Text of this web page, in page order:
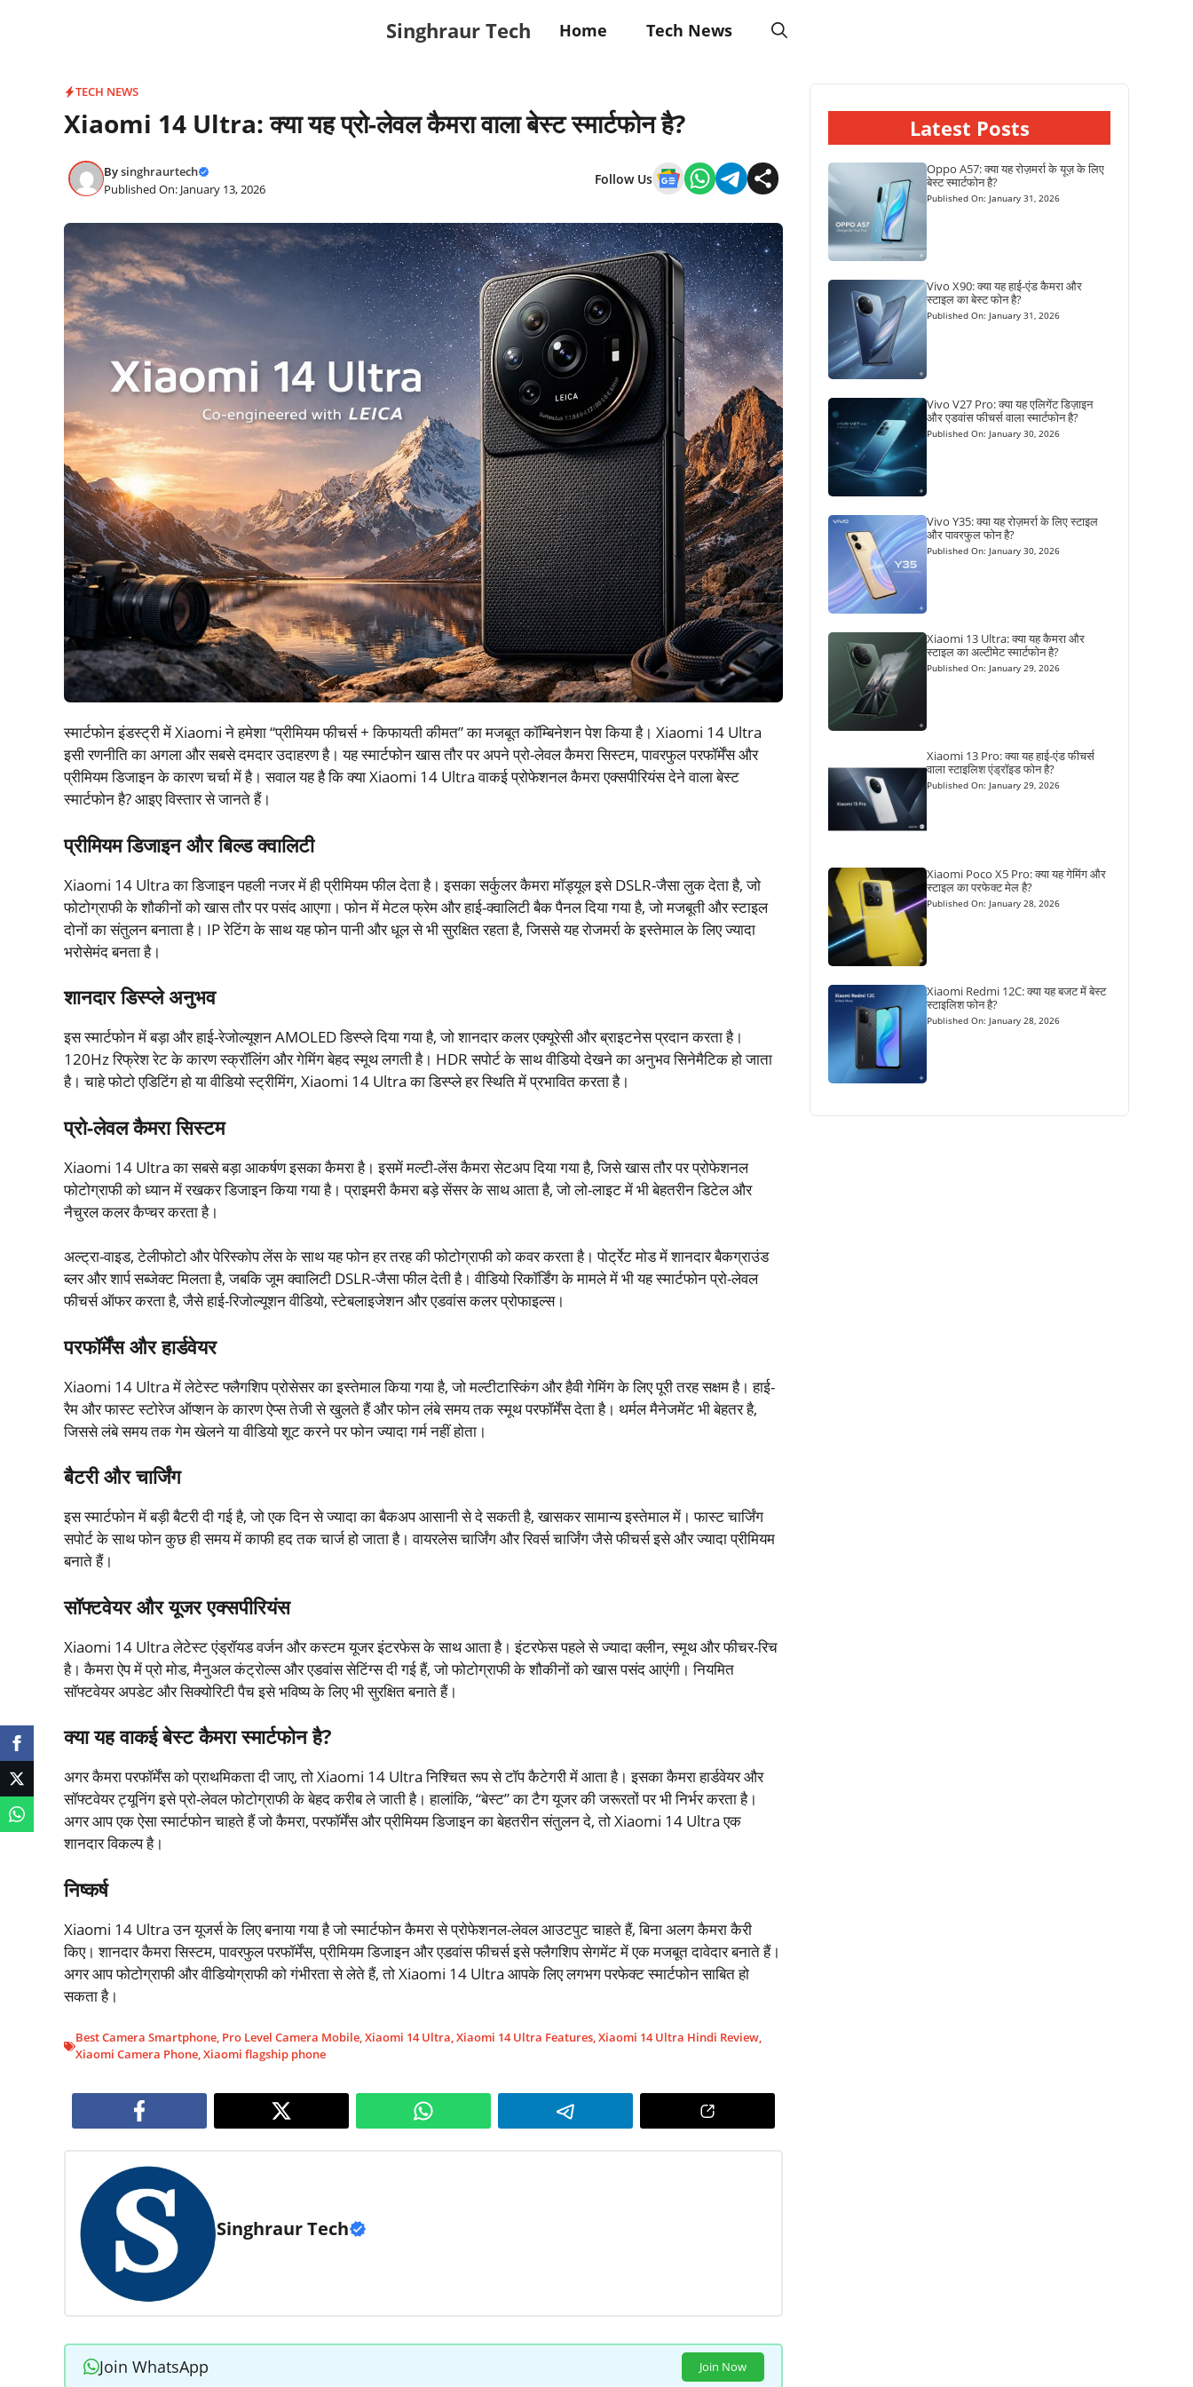
Singhraur Tech Home Tech News
TECH NEWS
Xiaomi 14 Ultra: क्या यह प्रो-लेवल कैमरा वाला बेस्ट स्मार्टफोन है?
Bysinghraurtech
Published On: January 13, 2026
Follow Us
स्मार्टफोन इंडस्ट्री में Xiaomi ने हमेशा “प्रीमियम फीचर्स + किफायती कीमत” का मजबूत कॉम्बिनेशन पेश किया है। Xiaomi 14 Ultra
इसी रणनीति का अगला और सबसे दमदार उदाहरण है। यह स्मार्टफोन खास तौर पर अपने प्रो-लेवल कैमरा सिस्टम, पावरफुल परफॉर्मेंस और
प्रीमियम डिजाइन के कारण चर्चा में है। सवाल यह है कि क्या Xiaomi 14 Ultra वाकई प्रोफेशनल कैमरा एक्सपीरियंस देने वाला बेस्ट
स्मार्टफोन है? आइए विस्तार से जानते हैं।
प्रीमियम डिजाइन और बिल्ड क्वालिटी
Xiaomi 14 Ultra का डिजाइन पहली नजर में ही प्रीमियम फील देता है। इसका सर्कुलर कैमरा मॉड्यूल इसे DSLR-जैसा लुक देता है, जो
फोटोग्राफी के शौकीनों को खास तौर पर पसंद आएगा। फोन में मेटल फ्रेम और हाई-क्वालिटी बैक पैनल दिया गया है, जो मजबूती और स्टाइल
दोनों का संतुलन बनाता है। IP रेटिंग के साथ यह फोन पानी और धूल से भी सुरक्षित रहता है, जिससे यह रोजमर्रा के इस्तेमाल के लिए ज्यादा
भरोसेमंद बनता है।
शानदार डिस्प्ले अनुभव
इस स्मार्टफोन में बड़ा और हाई-रेजोल्यूशन AMOLED डिस्प्ले दिया गया है, जो शानदार कलर एक्यूरेसी और ब्राइटनेस प्रदान करता है।
120Hz रिफ्रेश रेट के कारण स्क्रॉलिंग और गेमिंग बेहद स्मूथ लगती है। HDR सपोर्ट के साथ वीडियो देखने का अनुभव सिनेमैटिक हो जाता
है। चाहे फोटो एडिटिंग हो या वीडियो स्ट्रीमिंग, Xiaomi 14 Ultra का डिस्प्ले हर स्थिति में प्रभावित करता है।
प्रो-लेवल कैमरा सिस्टम
Xiaomi 14 Ultra का सबसे बड़ा आकर्षण इसका कैमरा है। इसमें मल्टी-लेंस कैमरा सेटअप दिया गया है, जिसे खास तौर पर प्रोफेशनल
फोटोग्राफी को ध्यान में रखकर डिजाइन किया गया है। प्राइमरी कैमरा बड़े सेंसर के साथ आता है, जो लो-लाइट में भी बेहतरीन डिटेल और
नैचुरल कलर कैप्चर करता है।
अल्ट्रा-वाइड, टेलीफोटो और पेरिस्कोप लेंस के साथ यह फोन हर तरह की फोटोग्राफी को कवर करता है। पोर्ट्रेट मोड में शानदार बैकग्राउंड
ब्लर और शार्प सब्जेक्ट मिलता है, जबकि जूम क्वालिटी DSLR-जैसा फील देती है। वीडियो रिकॉर्डिंग के मामले में भी यह स्मार्टफोन प्रो-लेवल
फीचर्स ऑफर करता है, जैसे हाई-रिजोल्यूशन वीडियो, स्टेबलाइजेशन और एडवांस कलर प्रोफाइल्स।
परफॉर्मेंस और हार्डवेयर
Xiaomi 14 Ultra में लेटेस्ट फ्लैगशिप प्रोसेसर का इस्तेमाल किया गया है, जो मल्टीटास्किंग और हैवी गेमिंग के लिए पूरी तरह सक्षम है। हाई-
रैम और फास्ट स्टोरेज ऑप्शन के कारण ऐप्स तेजी से खुलते हैं और फोन लंबे समय तक स्मूथ परफॉर्मेंस देता है। थर्मल मैनेजमेंट भी बेहतर है,
जिससे लंबे समय तक गेम खेलने या वीडियो शूट करने पर फोन ज्यादा गर्म नहीं होता।
बैटरी और चार्जिंग
इस स्मार्टफोन में बड़ी बैटरी दी गई है, जो एक दिन से ज्यादा का बैकअप आसानी से दे सकती है, खासकर सामान्य इस्तेमाल में। फास्ट चार्जिंग
सपोर्ट के साथ फोन कुछ ही समय में काफी हद तक चार्ज हो जाता है। वायरलेस चार्जिंग और रिवर्स चार्जिंग जैसे फीचर्स इसे और ज्यादा प्रीमियम
बनाते हैं।
सॉफ्टवेयर और यूजर एक्सपीरियंस
Xiaomi 14 Ultra लेटेस्ट एंड्रॉयड वर्जन और कस्टम यूजर इंटरफेस के साथ आता है। इंटरफेस पहले से ज्यादा क्लीन, स्मूथ और फीचर-रिच
है। कैमरा ऐप में प्रो मोड, मैनुअल कंट्रोल्स और एडवांस सेटिंग्स दी गई हैं, जो फोटोग्राफी के शौकीनों को खास पसंद आएंगी। नियमित
सॉफ्टवेयर अपडेट और सिक्योरिटी पैच इसे भविष्य के लिए भी सुरक्षित बनाते हैं।
क्या यह वाकई बेस्ट कैमरा स्मार्टफोन है?
अगर कैमरा परफॉर्मेंस को प्राथमिकता दी जाए, तो Xiaomi 14 Ultra निश्चित रूप से टॉप कैटेगरी में आता है। इसका कैमरा हार्डवेयर और
सॉफ्टवेयर ट्यूनिंग इसे प्रो-लेवल फोटोग्राफी के बेहद करीब ले जाती है। हालांकि, “बेस्ट” का टैग यूजर की जरूरतों पर भी निर्भर करता है।
अगर आप एक ऐसा स्मार्टफोन चाहते हैं जो कैमरा, परफॉर्मेंस और प्रीमियम डिजाइन का बेहतरीन संतुलन दे, तो Xiaomi 14 Ultra एक
शानदार विकल्प है।
निष्कर्ष
Xiaomi 14 Ultra उन यूजर्स के लिए बनाया गया है जो स्मार्टफोन कैमरा से प्रोफेशनल-लेवल आउटपुट चाहते हैं, बिना अलग कैमरा कैरी
किए। शानदार कैमरा सिस्टम, पावरफुल परफॉर्मेंस, प्रीमियम डिजाइन और एडवांस फीचर्स इसे फ्लैगशिप सेगमेंट में एक मजबूत दावेदार बनाते हैं।
अगर आप फोटोग्राफी और वीडियोग्राफी को गंभीरता से लेते हैं, तो Xiaomi 14 Ultra आपके लिए लगभग परफेक्ट स्मार्टफोन साबित हो
सकता है।
Best Camera Smartphone, Pro Level Camera Mobile,Xiaomi 14 Ultra,Xiaomi 14 Ultra Features,Xiaomi 14 Ultra Hindi Review,
Xiaomi Camera Phone,Xiaomi flagship phone
Singhraur Tech
Join WhatsApp Join Now
Latest Posts
Oppo A57: क्या यह रोज़मर्रा के यूज़ के लिए
बेस्ट स्मार्टफोन है?
Published On: January 31, 2026
Vivo X90: क्या यह हाई-एंड कैमरा और
स्टाइल का बेस्ट फोन है?
Published On: January 31, 2026
Vivo V27 Pro: क्या यह एलिगेंट डिज़ाइन
और एडवांस फीचर्स वाला स्मार्टफोन है?
Published On: January 30, 2026
Vivo Y35: क्या यह रोज़मर्रा के लिए स्टाइल
और पावरफुल फोन है?
Published On: January 30, 2026
Xiaomi 13 Ultra: क्या यह कैमरा और
स्टाइल का अल्टीमेट स्मार्टफोन है?
Published On: January 29, 2026
Xiaomi 13 Pro: क्या यह हाई-एंड फीचर्स
वाला स्टाइलिश एंड्रॉइड फोन है?
Published On: January 29, 2026
Xiaomi Poco X5 Pro: क्या यह गेमिंग और
स्टाइल का परफेक्ट मेल है?
Published On: January 28, 2026
Xiaomi Redmi 12C: क्या यह बजट में बेस्ट
स्टाइलिश फोन है?
Published On: January 28, 2026